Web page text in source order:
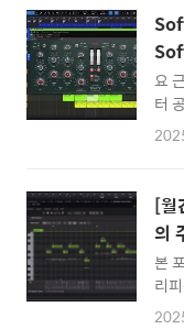
요
되
큰
빈
과
레
면
따
만
다.
쳐
가
요
터
쓰
가
딩
물
했
다.
게
[월
의
본
리
다.